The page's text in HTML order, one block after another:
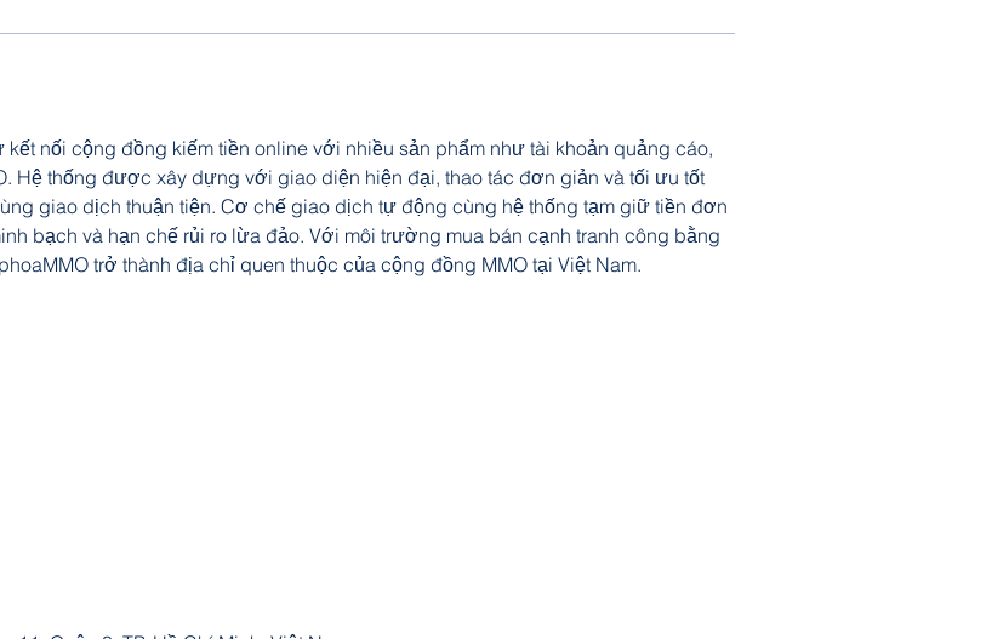
kết nối cộng đồng kiếm tiền online với nhiều sản phẩm như tài khoản quảng cáo,
Hệ thống được xây dựng với giao diện hiện đại, thao tác đơn giản và tối ưu tốt
giao dịch thuận tiện. Cơ chế giao dịch tự động cùng hệ thống tạm giữ tiền đơn
bạch và hạn chế rủi ro lừa đảo. Với môi trường mua bán cạnh tranh công bằng
trở thành địa chỉ quen thuộc của cộng đồng MMO tại Việt Nam.